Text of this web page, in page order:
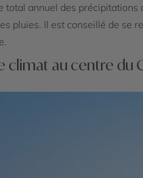
total annuel des
pluies. Il est conseillé de se
climat au centre du